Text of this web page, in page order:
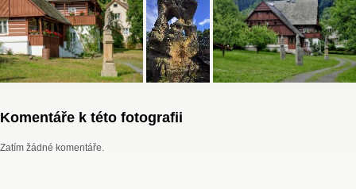
Komentáře k této fotografii
Zatím žádné komentáře.